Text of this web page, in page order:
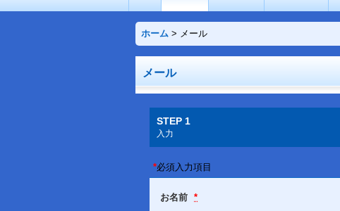
ホーム > メール
メール
STEP 1
入力
*必須入力項目
お名前 *